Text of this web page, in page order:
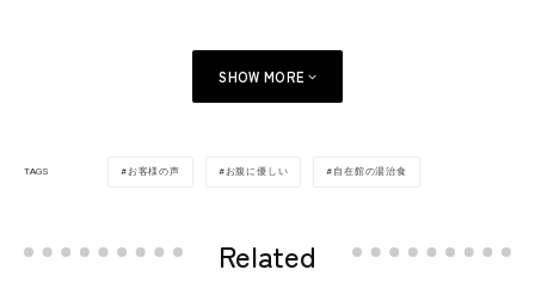
SHOW MORE
TAGS お客様の声 お腹に優しい 自在館の湯治食
Related